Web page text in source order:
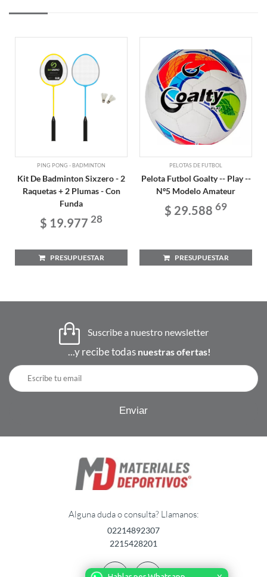
PING PONG - BADMINTON
Kit De Badminton Sixzero - 2
Raquetas + 2 Plumas - Con
Funda
$ 19.977 28
PRESUPUESTAR
PELOTAS DE FUTBOL
Pelota Futbol Goalty -- Play --
Nº5 Modelo Amateur
$ 29.588 69
PRESUPUESTAR
Suscribe a nuestro newsletter
...y recibe todas nuestras ofertas!
Alguna duda o consulta? Llamanos:
02214892307
2215428201